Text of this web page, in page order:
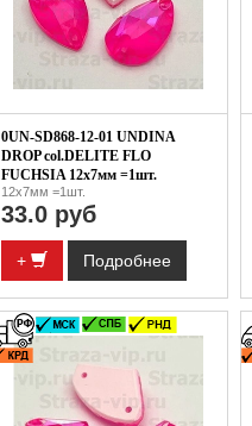
0UN-SD868-12-01 UNDINA
DROP col.DELITE FLO
FUCHSIA 12x7мм =1шт.
12x7мм =1шт.
33.0 руб
+ Подробнее